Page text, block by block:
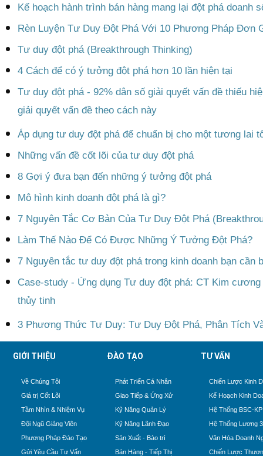
Kế hoạch hành trình bán hàng mang lại đột phá doanh
Rèn Luyện Tư Duy Đột Phá Với 10 Phương Pháp Đơn
Tư duy đột phá (Breakthrough Thinking)
4 Cách để có ý tưởng đột phá hơn 10 lần hiện tại
Tư duy đột phá - 92% dân số giải quyết vấn đề thiếu
giải quyết vấn đề theo cách này
Áp dụng tư duy đột phá để chuẩn bị cho một tương lai
Những vấn đề cốt lõi của tư duy đột phá
8 Gợi ý đưa bạn đến những ý tưởng đột phá
Mô hình kinh doanh đột phá là gì?
7 Nguyên Tắc Cơ Bản Của Tư Duy Đột Phá
Làm Thế Nào Để Có Được Những Ý Tưởng Đột Phá?
7 Nguyên tắc tư duy đột phá trong kinh doanh bạn cần
Case-study - Ứng dụng Tư duy đột phá: CT Kim
thủy tinh
3 Phương Thức Tư Duy: Tư Duy Đột Phá, Phân Tích
GIỚI THIỆU
Về Chúng Tôi
Giá trị Cốt Lõi
Tầm Nhìn & Nhiệm Vụ
Đội Ngũ Giảng Viên
Phương Pháp Đào Tạo
Gửi Yêu Cầu Tư Vấn
ĐÀO TẠO
Phát Triển Cá Nhân
Giao Tiếp & Ứng Xử
Kỹ Năng Quản Lý
Kỹ Năng Lãnh Đạo
Sản Xuất - Bảo trì
Bán Hàng - Tiếp Thị
TƯ VẤN
Chiến Lược Kinh
Kế Hoạch Kinh
Hệ Thống BSC-
Hệ Thống Lương
Văn Hóa Doanh
Chiến Lược